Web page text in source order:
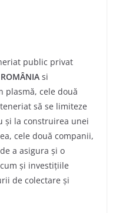
public privat
si
plasmă, cele două
să se limiteze
și la construirea unei
cele două companii,
a asigura și o
și investițiile
de colectare și